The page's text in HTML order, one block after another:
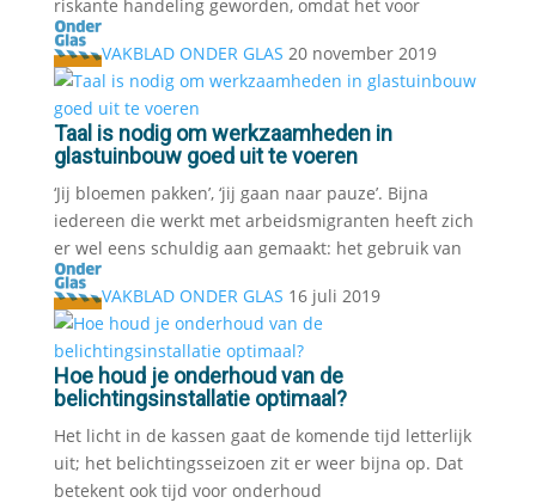
riskante handeling geworden, omdat het voor
VAKBLAD ONDER GLAS 20 november 2019
Taal is nodig om werkzaamheden in
glastuinbouw goed uit te voeren
‘Jij bloemen pakken’, ‘jij gaan naar pauze’. Bijna
iedereen die werkt met arbeidsmigranten heeft zich
er wel eens schuldig aan gemaakt: het gebruik van
VAKBLAD ONDER GLAS 16 juli 2019
Hoe houd je onderhoud van de
belichtingsinstallatie optimaal?
Het licht in de kassen gaat de komende tijd letterlijk
uit; het belichtingsseizoen zit er weer bijna op. Dat
betekent ook tijd voor onderhoud